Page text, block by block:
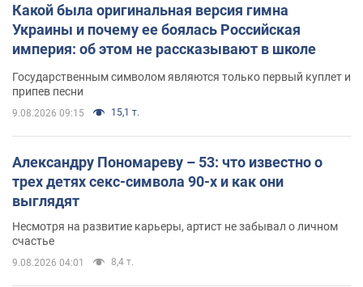
Какой была оригинальная версия гимна
Украины и почему ее боялась Российская
империя: об этом не рассказывают в школе
Государственным символом являются только первый куплет и
припев песни
9.08.2026 09:15 15,1 т.
Александру Пономареву – 53: что известно о
трех детях секс-символа 90-х и как они
выглядят
Несмотря на развитие карьеры, артист не забывал о личном
счастье
9.08.2026 04:01 8,4 т.